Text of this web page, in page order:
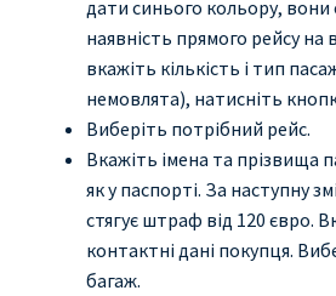
дати синього кольору,
наявність прямого рейсу
вкажіть кількість і тип
немовлята), натисніть
Виберіть потрібний рейс.
Вкажіть імена та прізвища
як у паспорті. За наступну
стягує штраф від 120 євро.
контактні дані покупця.
багаж.